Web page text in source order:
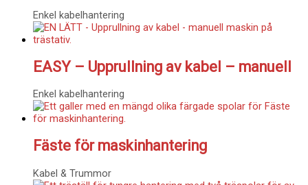
Enkel kabelhantering
EASY – Upprullning av kabel – manuell
Enkel kabelhantering
Fäste för maskinhantering
Kabel & Trummor